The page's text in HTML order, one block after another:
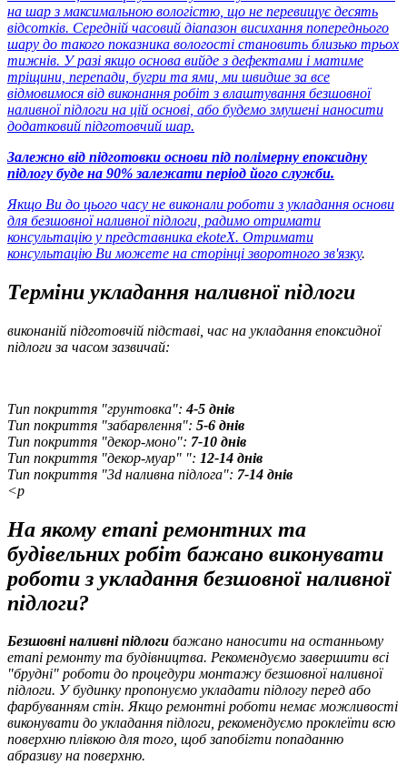
на шар з максимальною вологістю, що не перевищує десять
відсотків. Середній часовий діапазон висихання попереднього
шару до такого показника вологості становить близько трьох
тижнів. У разі якщо основа вийде з дефектами і матиме
тріщини, перепади, бугри та ями, ми швидше за все
відмовимося від виконання робіт з влаштування безшовної
наливної підлоги на цій основі, або будемо змушені наносити
додатковий підготовчий шар.
Залежно від підготовки основи під полімерну епоксидну
підлогу буде на 90% залежати період його служби.
Якщо Ви до цього часу не виконали роботи з укладання основи
для безшовної наливної підлоги, радимо отримати
консультацію у представника ekoteX. Отримати
консультацію Ви можете на сторінці зворотного зв'язку.
Терміни укладання наливної підлоги
виконаній підготовчій підставі, час на укладання епоксидної
підлоги за часом зазвичай:
Тип покриття "грунтовка":4-5 днів
Тип покриття "забарвлення": 5-6 днів
Тип покриття "декор-моно": 7-10 днів
Тип покриття "декор-муар" ": 12-14 днів
Тип покриття "3d наливна підлога": 7-14 днів
<p
На якому етапі ремонтних та
будівельних робіт бажано виконувати
роботи з укладання безшовної наливної
підлоги?
Безшовні наливні підлоги бажано наносити на останньому
етапі ремонту та будівництва. Рекомендуємо завершити всі
"брудні" роботи до процедури монтажу безшовної наливної
підлоги. У будинку пропонуємо укладати підлогу перед або
фарбуванням стін. Якщо ремонтні роботи немає можливості
виконувати до укладання підлоги, рекомендуємо проклеїти всю
поверхню плівкою для того, щоб запобігти попаданню
абразиву на поверхню.